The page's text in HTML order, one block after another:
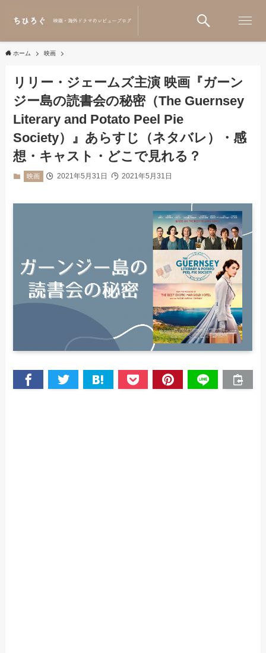
ホーム 映画
リリー・ジェームズ主演 映画『ガーン
ジー島の読書会の秘密（The Guernsey
Literary and Potato Peel Pie
Society）』あらすじ（ネタバレ）・感
想・キャスト・どこで見れる？
映画 2021年5月31日 2021年5月31日